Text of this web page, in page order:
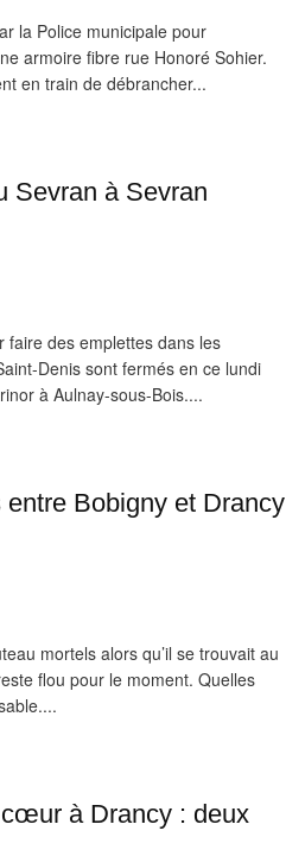
la Police municipale pour
armoire fibre rue Honoré Sohier.
en train de débrancher...
Sevran à Sevran
faire des emplettes dans les
Denis sont fermés en ce lundi
à Aulnay-sous-Bois....
Bobigny et Drancy
mortels alors qu’il se trouvait au
flou pour le moment. Quelles
à Drancy : deux